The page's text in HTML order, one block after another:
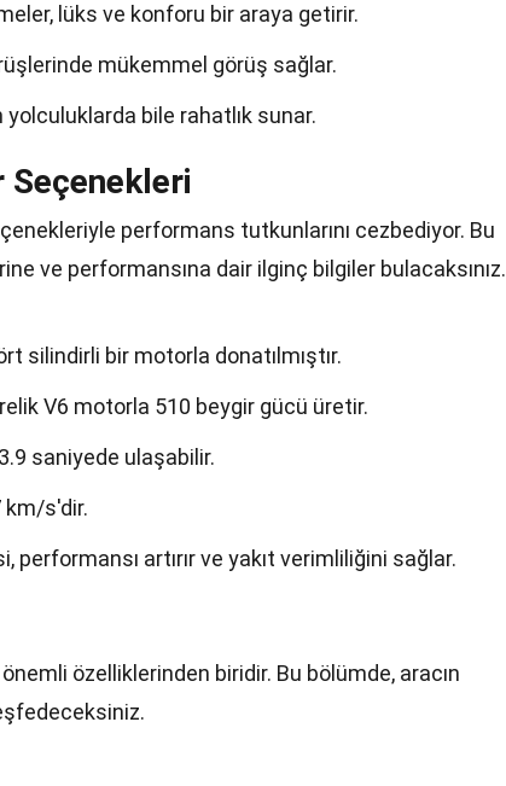
lüks ve konforu bir araya getirir.
mükemmel görüş sağlar.
bile rahatlık sunar.
performans tutkunlarını cezbediyor. Bu
ve performansına dair ilginç bilgiler bulacaksınız.
silindirli bir motorla donatılmıştır.
V6 motorla 510 beygir gücü üretir.
saniyede ulaşabilir.
km/s'dir.
artırır ve yakıt verimliliğini sağlar.
özelliklerinden biridir. Bu bölümde, aracın